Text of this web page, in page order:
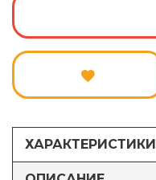
ХАРАКТЕРИСТИКИ